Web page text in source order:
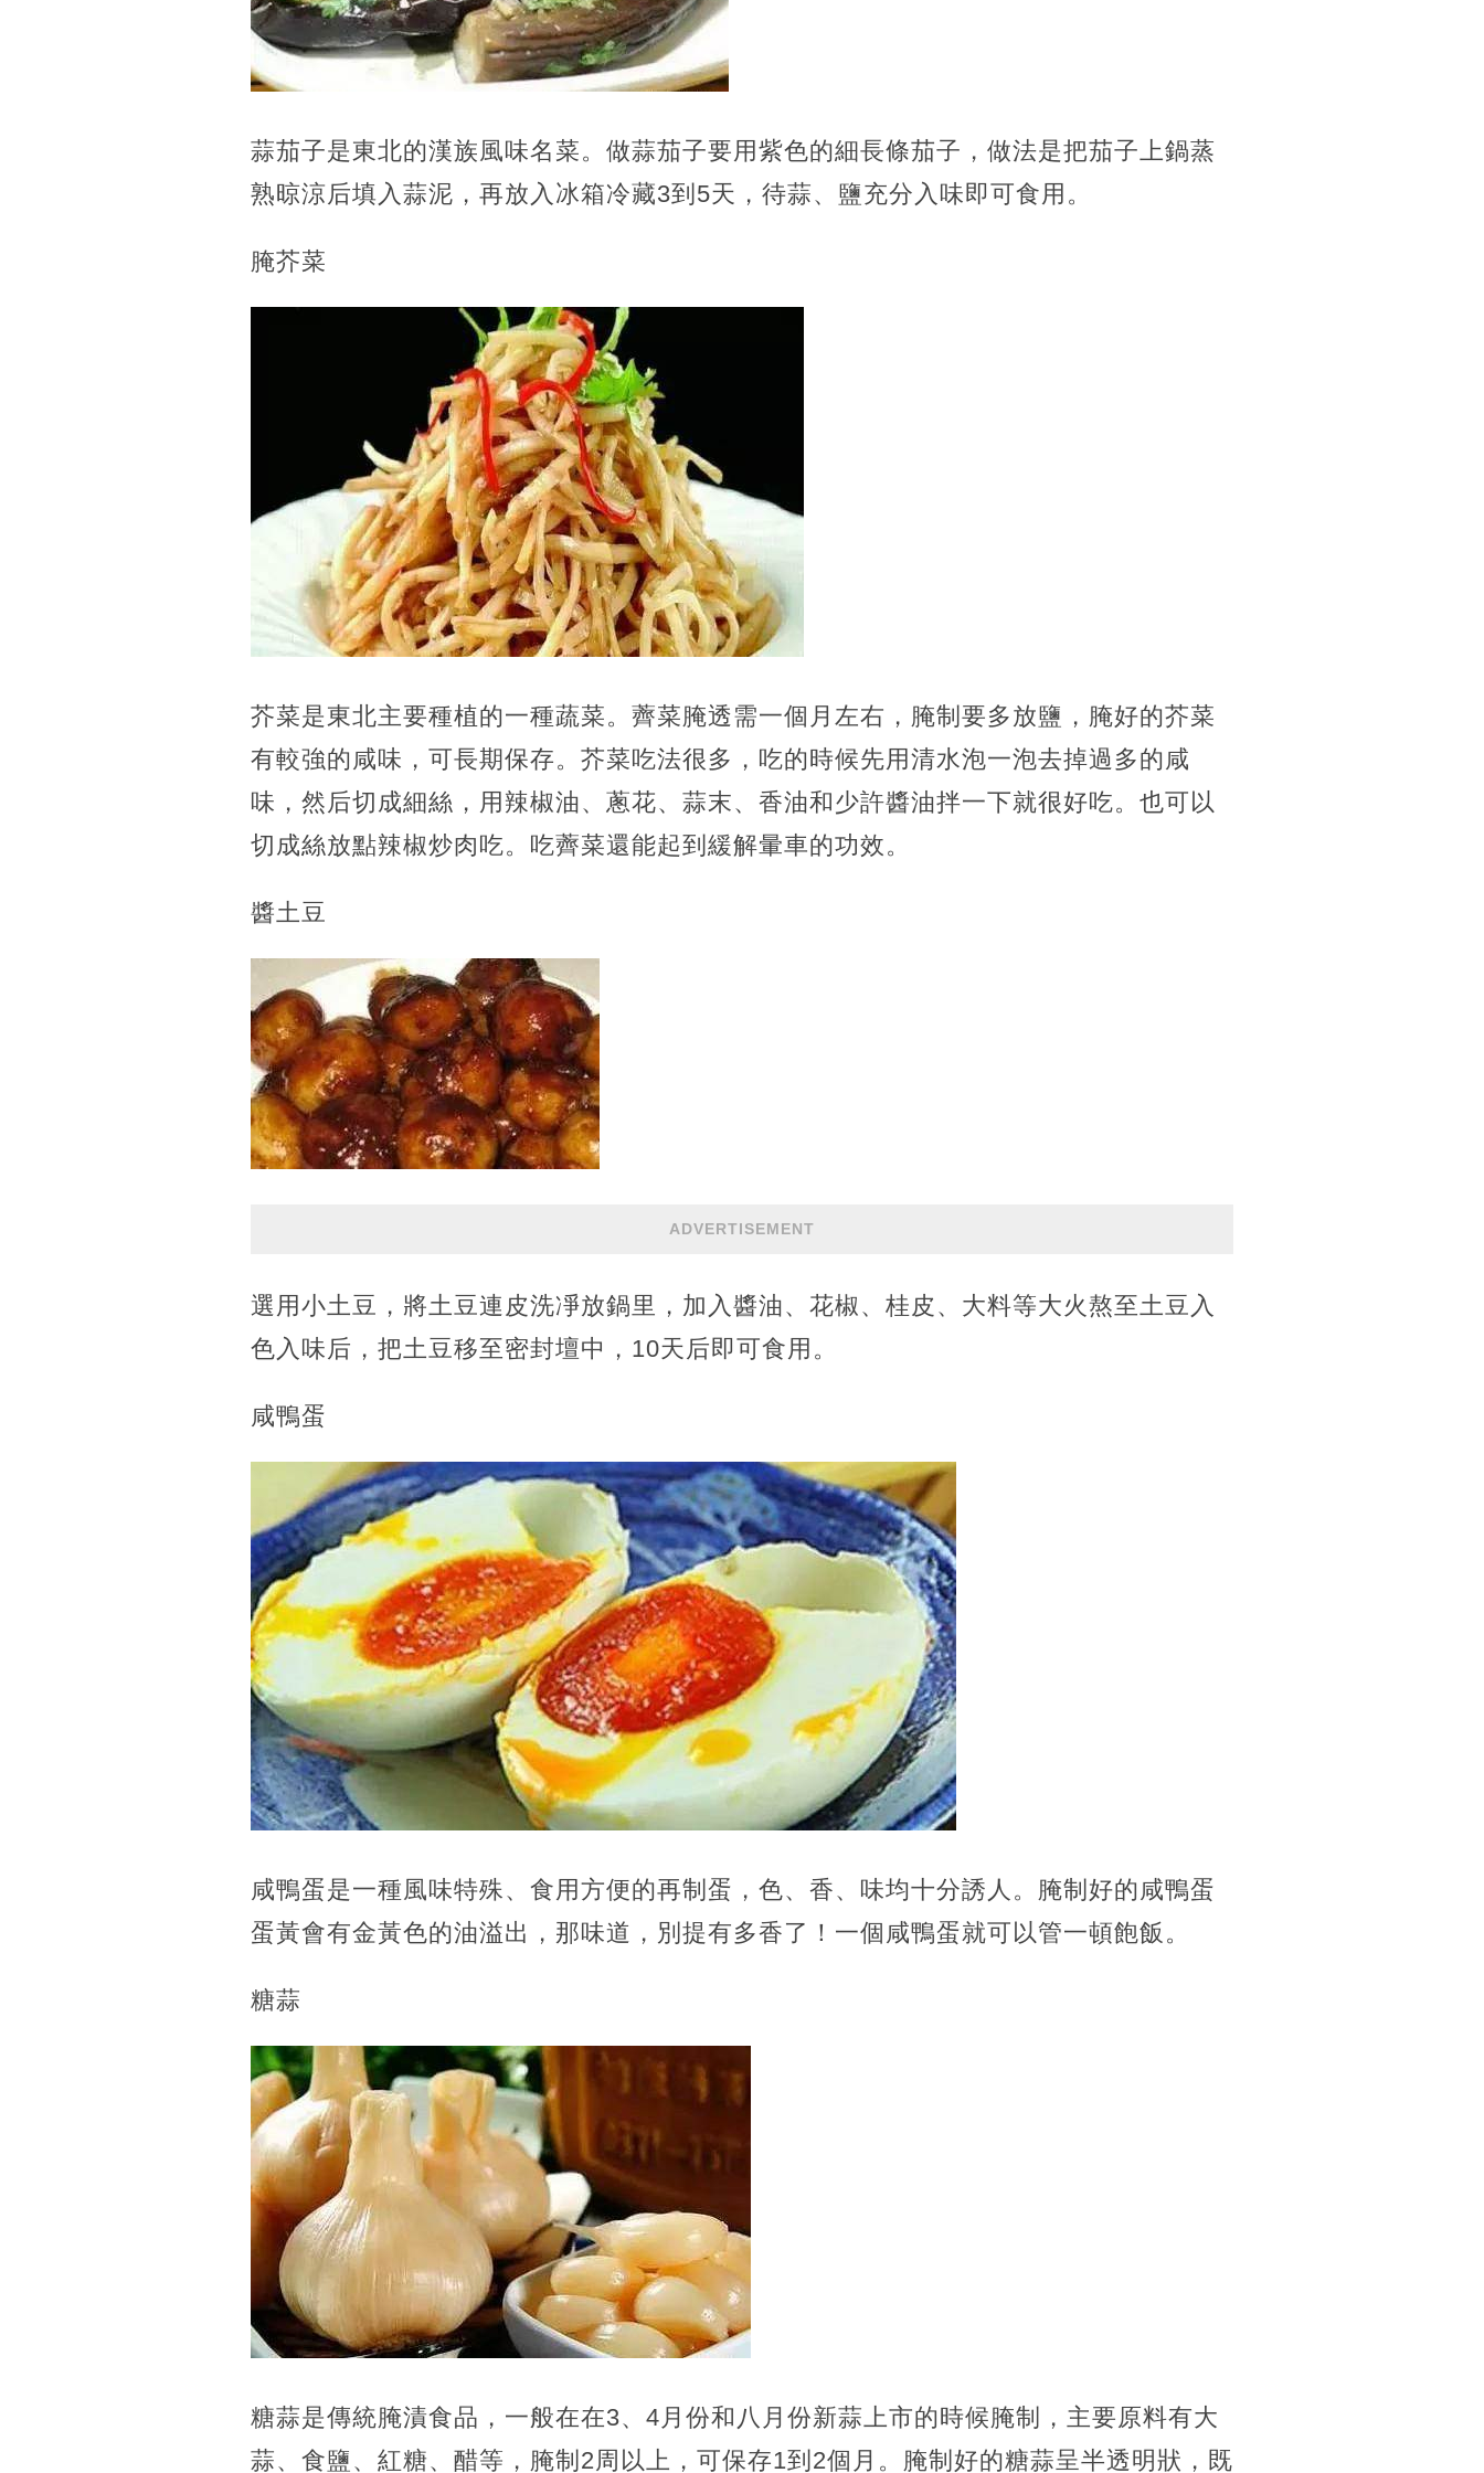
蒜茄子是東北的漢族風味名菜。做蒜茄子要用紫色的細長條茄子，做法是把茄子上鍋蒸
熟晾涼后填入蒜泥，再放入冰箱冷藏3到5天，待蒜、鹽充分入味即可食用。
腌芥菜
芥菜是東北主要種植的一種蔬菜。薺菜腌透需一個月左右，腌制要多放鹽，腌好的芥菜
有較強的咸味，可長期保存。芥菜吃法很多，吃的時候先用清水泡一泡去掉過多的咸
味，然后切成細絲，用辣椒油、蔥花、蒜末、香油和少許醬油拌一下就很好吃。也可以
切成絲放點辣椒炒肉吃。吃薺菜還能起到緩解暈車的功效。
醬土豆
ADVERTISEMENT
選用小土豆，將土豆連皮洗凈放鍋里，加入醬油、花椒、桂皮、大料等大火熬至土豆入
色入味后，把土豆移至密封壇中，10天后即可食用。
咸鴨蛋
咸鴨蛋是一種風味特殊、食用方便的再制蛋，色、香、味均十分誘人。腌制好的咸鴨蛋
蛋黃會有金黃色的油溢出，那味道，別提有多香了！一個咸鴨蛋就可以管一頓飽飯。
糖蒜
糖蒜是傳統腌漬食品，一般在在3、4月份和八月份新蒜上市的時候腌制，主要原料有大
蒜、食鹽、紅糖、醋等，腌制2周以上，可保存1到2個月。腌制好的糖蒜呈半透明狀，既